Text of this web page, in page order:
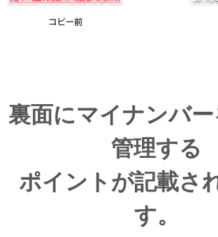
裏面にマイナンバ
管理する
ポイントが記載さ
す。